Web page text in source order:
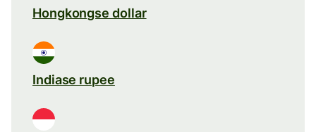
Hongkongse dollar
Indiase rupee